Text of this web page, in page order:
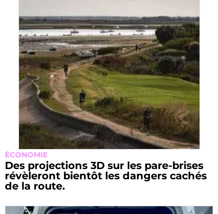
ÉCONOMIE
Des projections 3D sur les pare-brises
révèleront bientôt les dangers cachés
de la route.